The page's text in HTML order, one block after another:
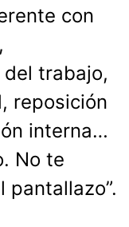
con
trabajo,
reposición
interna…
No te
pantallazo”.